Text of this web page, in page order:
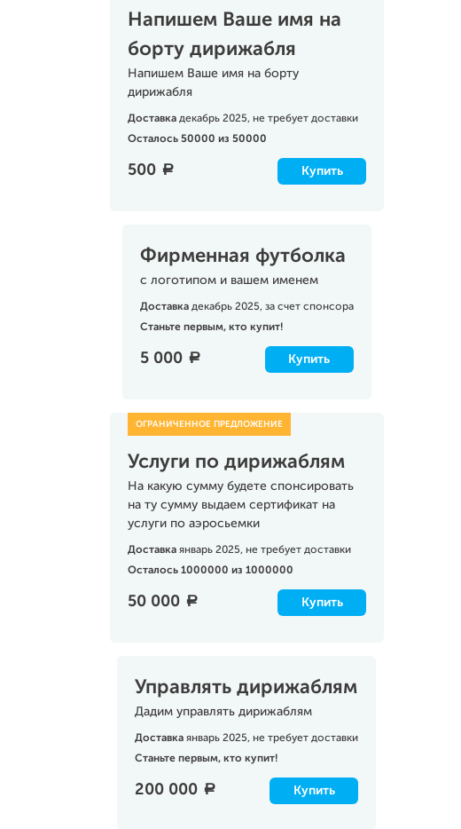
Напишем Ваше имя на
борту дирижабля
Напишем Ваше имя на борту
дирижабля
Доставка декабрь 2025, не требует доставки
Осталось 50000 из 50000
500 a Купить
Фирменная футболка
с логотипом и вашем именем
Доставка декабрь 2025, за счет спонсора
Станьте первым, кто купит!
5 000 a Купить
Услуги по дирижаблям
На какую сумму будете спонсировать
на ту сумму выдаем сертификат на
услуги по аэросьемки
Доставка январь 2025, не требует доставки
Осталось 1000000 из 1000000
50 000 a Купить
Управлять дирижаблям
Дадим управлять дирижаблям
Доставкаянварь 2025, не требует доставки
Станьте первым, кто купит!
200 000 a Купить